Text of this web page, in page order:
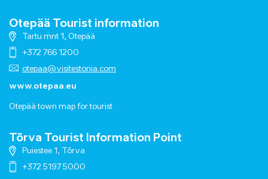
Otepää Tourist information
Tartu mnt 1, Otepää
+372 766 1200
otepaa@visitestonia.com
www.otepaa.eu
Otepää town map for tourist
Tõrva Tourist Information Point
Puiestee 1, Tõrva
+372 5197 5000